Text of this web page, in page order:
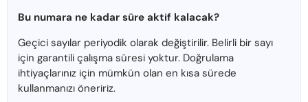
Bu numara ne kadar süre aktif kalacak?
Geçici sayılar periyodik olarak değiştirilir. Belirli bir sayı
için garantili çalışma süresi yoktur. Doğrulama
ihtiyaçlarınız için mümkün olan en kısa sürede
kullanmanızı öneririz.